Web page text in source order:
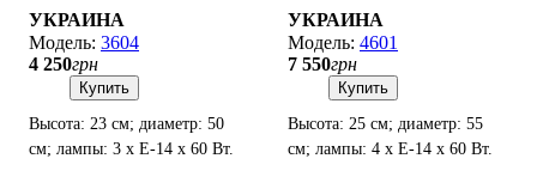
УКРАИНА
3604
4 250грн
Купить
Высота: 23 см; диаметр: 50
см; лампы: 3 х Е-14 х 60 Вт.
УКРАИНА
4601
7 550грн
Купить
Высота: 25 см; диаметр: 55
см; лампы: 4 х Е-14 х 60 Вт.